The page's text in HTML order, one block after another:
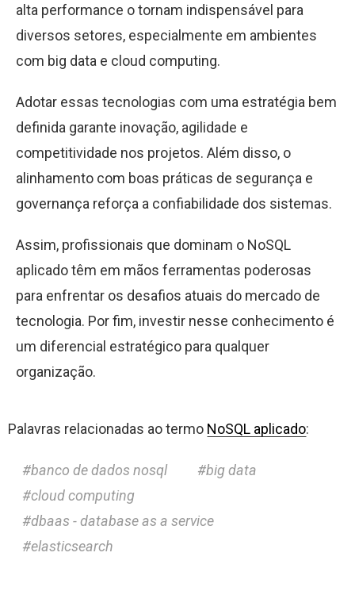
alta performance o tornam indispensável para
diversos setores, especialmente em ambientes
com big data e cloud computing.
Adotar essas tecnologias com uma estratégia bem
definida garante inovação, agilidade e
competitividade nos projetos. Além disso, o
alinhamento com boas práticas de segurança e
governança reforça a confiabilidade dos sistemas.
Assim, profissionais que dominam o NoSQL
aplicado têm em mãos ferramentas poderosas
para enfrentar os desafios atuais do mercado de
tecnologia. Por fim, investir nesse conhecimento é
um diferencial estratégico para qualquer
organização.
Palavras relacionadas ao termo NoSQL aplicado:
banco de dados nosql
big data
cloud computing
dbaas - database as a service
elasticsearch